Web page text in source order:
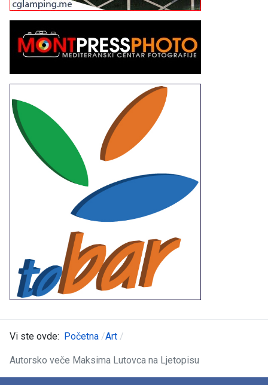
Vi ste ovde: Početna Art
Autorsko veče Maksima Lutovca na Ljetopisu